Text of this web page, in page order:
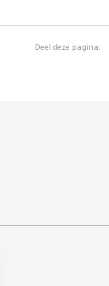
Deel deze pagina: